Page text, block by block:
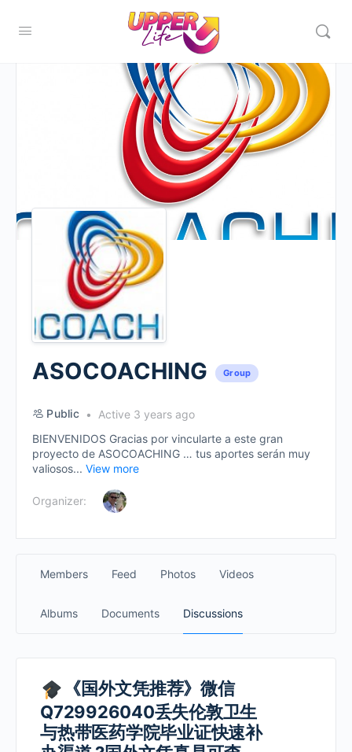
ASOCOACHING Group
Public
Active 3 years ago
BIENVENIDOS Gracias por vincularte a este gran
proyecto de ASOCOACHING … tus aportes serán muy
valiosos... View more
Organizer:
Members Feed Photos Videos
Albums Documents Discussions
《国外文凭推荐》微信
Q729926040丢失伦敦卫生
与热带医药学院毕业证快速补